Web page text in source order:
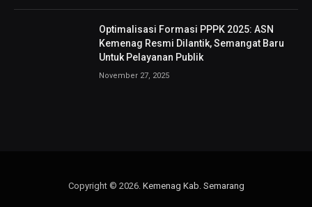
Optimalisasi Formasi PPPK 2025: ASN
Kemenag Resmi Dilantik, Semangat Baru
Untuk Pelayanan Publik
November 27, 2025
Copyright © 2026. Kemenag Kab. Semarang